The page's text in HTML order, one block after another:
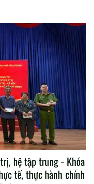
hệ tập trung - Khóa
tế, thực hành chính